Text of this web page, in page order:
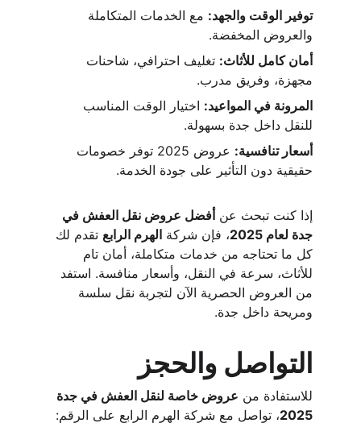
توفير الوقت والجهد: مع الخدمات المتكاملة
والعروض المخفضة.
أمان كامل للأثاث: تغليف احترافي، شاحنات
مجهزة، وفريق مدرب.
المرونة في المواعيد: اختيار الوقت المناسب
للنقل داخل جدة بسهولة.
أسعار تنافسية:
عروض 2025 توفر خصومات
حقيقية دون التأثير على جودة الخدمة.
إذا كنت تبحث عن أفضل عروض نقل العفش في
جدة لعام 2025
، فإن شركة الهرم الرابع تقدم لك
كل ما تحتاجه من خدمات متكاملة، أمان تام
للأثاث، سرعة في النقل، وأسعار منافسة. استفد
من العروض الحصرية الآن لتجربة نقل سلسة
ومريحة داخل جدة.
التواصل والحجز
للاستفادة من عروض خاصة لنقل العفش في جدة
2025، تواصل مع شركة الهرم الرابع على الرقم: